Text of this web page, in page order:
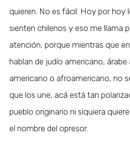
quieren. No es fácil. Hoy por hoy
sienten chilenos y eso me llama
atención, porque mientras que
hablan de judío americano,
americano o afroamericano, no
que los une, acá está tan
pueblo originario ni siquiera
el nombre del opresor.